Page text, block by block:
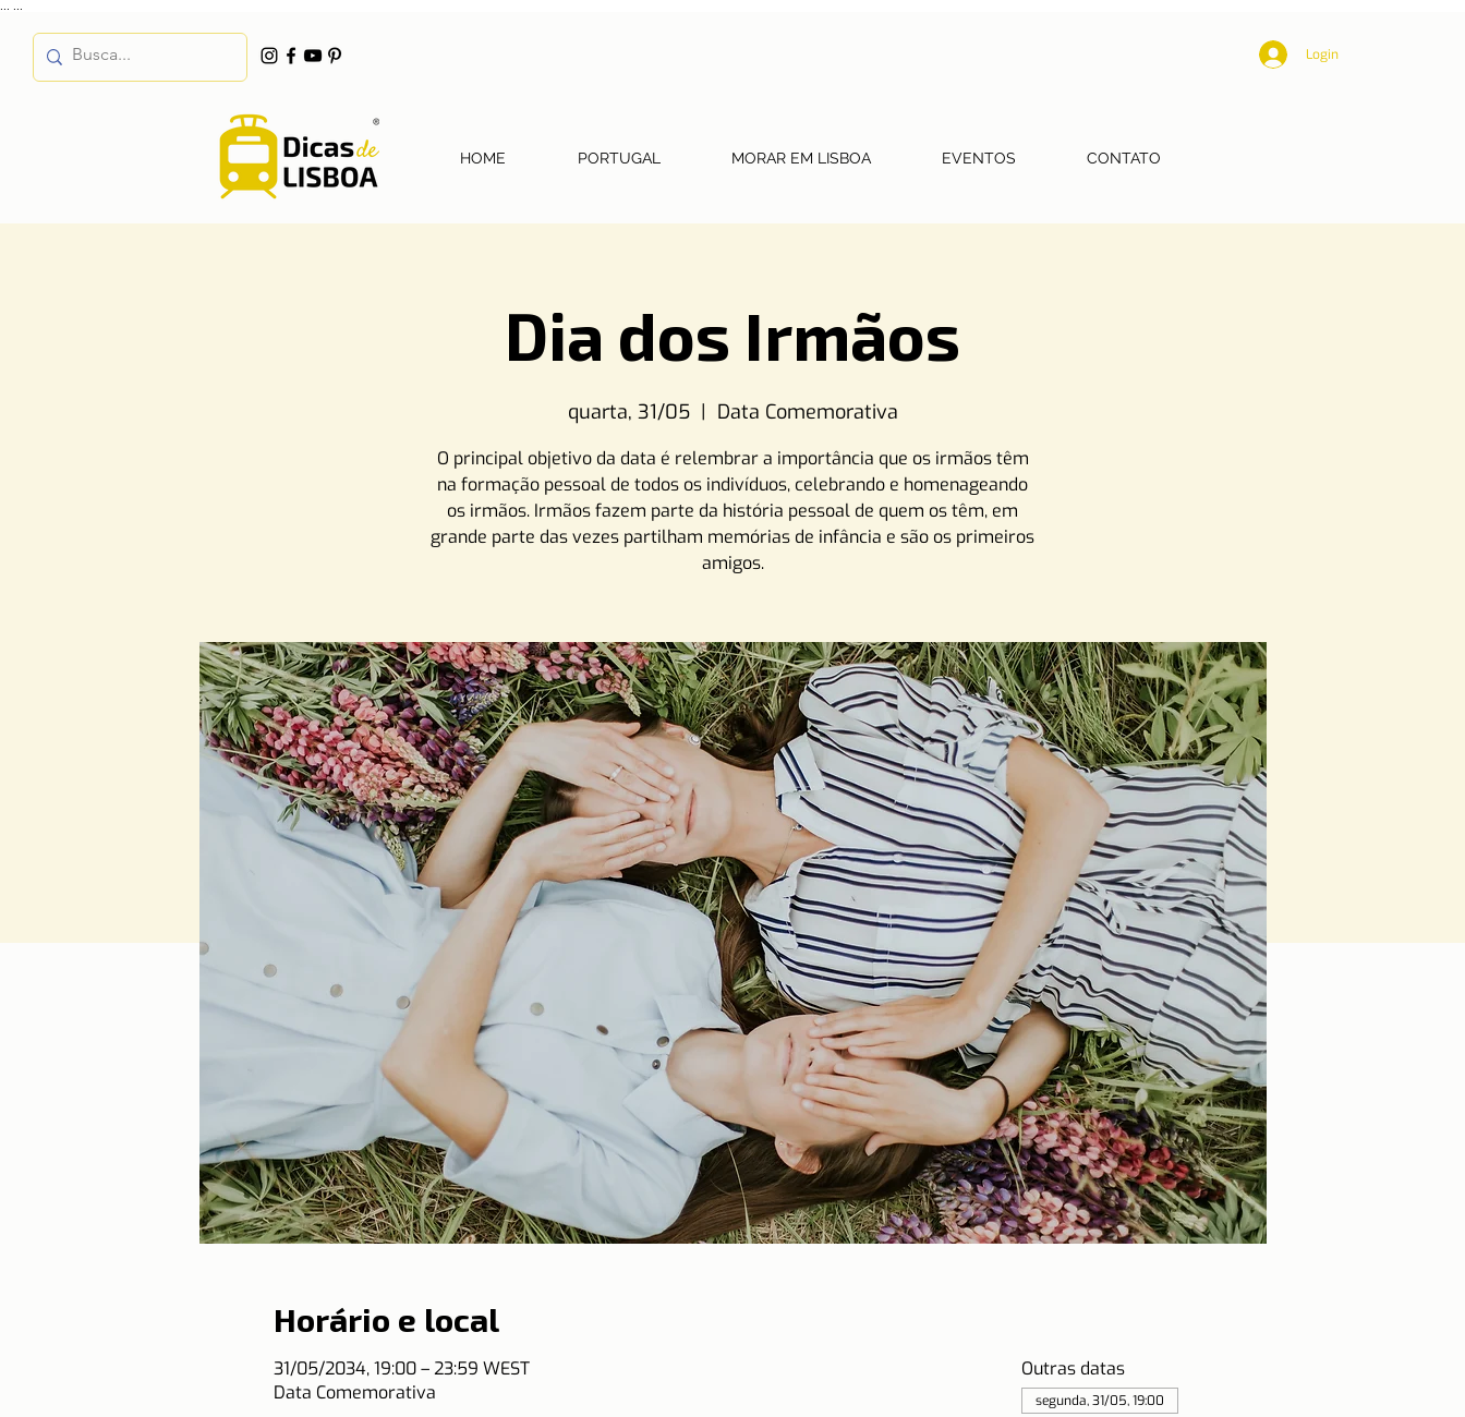
Login
HOME PORTUGAL MORAR EM LISBOA EVENTOS CONTATO
Dia dos Irmãos
quarta, 31/05
  |
Data Comemorativa
O principal objetivo da data é relembrar a importância que os irmãos têm
na formação pessoal de todos os indivíduos, celebrando e homenageando
os irmãos. Irmãos fazem parte da história pessoal de quem os têm, em
grande parte das vezes partilham memórias de infância e são os primeiros
amigos.
Horário e local
31/05/2034, 19:00 – 23:59 WEST
Data Comemorativa
Outras datas
segunda, 31/05, 19:00